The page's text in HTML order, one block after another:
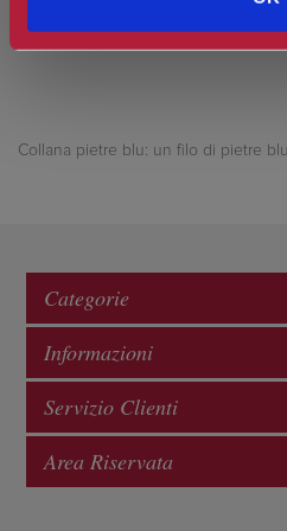
Collana pietre blu: un filo di pietre
Categorie
Informazioni
Servizio Clienti
Area Riservata